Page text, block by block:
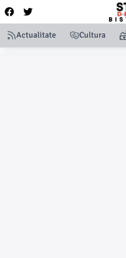
Actualitate Cultura